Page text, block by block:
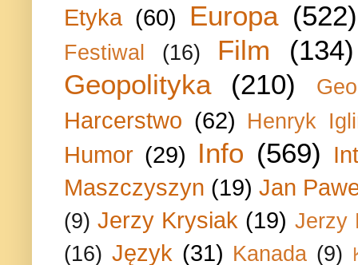
Etyka (60) Europa (522)
Festiwal (16) Film
(134)
Geopolityka
(210)
Harcerstwo (62) Henryk
Humor (29) Info (569)
Maszczyszyn (19) Jan
(9) Jerzy Krysiak (19) Jerzy
(16) Język (31) Kanada (9)